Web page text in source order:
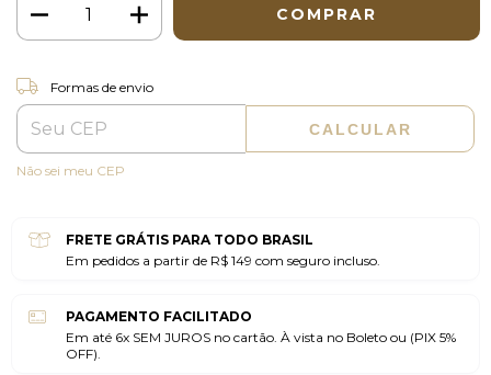
Entregas para o CEP:
Formas de envio
CALCULAR
Não sei meu CEP
FRETE GRÁTIS PARA TODO BRASIL
Em pedidos a partir de R$ 149 com seguro incluso.
PAGAMENTO FACILITADO
Em até 6x SEM JUROS no cartão. À vista no Boleto ou (PIX 5%
OFF).